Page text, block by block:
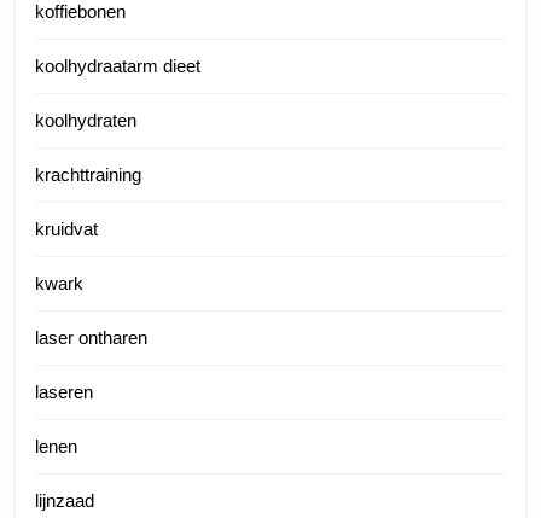
koffiebonen
koolhydraatarm dieet
koolhydraten
krachttraining
kruidvat
kwark
laser ontharen
laseren
lenen
lijnzaad